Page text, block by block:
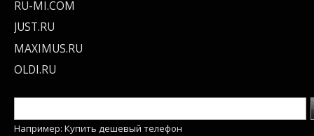
RU-MI.COM
JUST.RU
MAXIMUS.RU
OLDI.RU
Например: Купить дешевый телефон